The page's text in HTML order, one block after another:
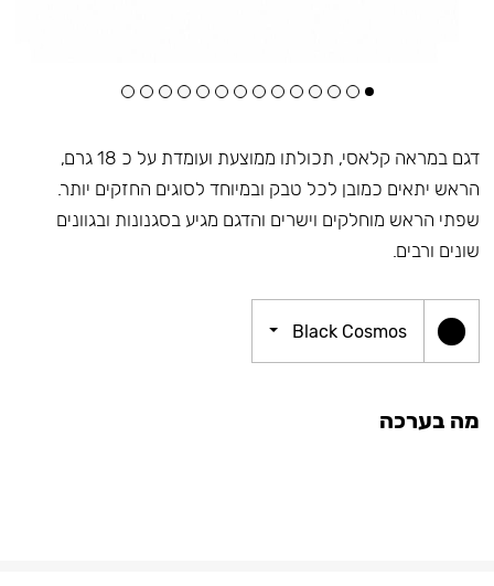
דגם במראה קלאסי, תכולתו ממוצעת ועומדת על כ 18 גרם,
הראש יתאים כמובן לכל טבק ובמיוחד לסוגים החזקים יותר.
שפתי הראש מוחלקים וישרים והדגם מגיע בסגנונות ובגוונים
שונים ורבים.
Black Cosmos
מה בערכה